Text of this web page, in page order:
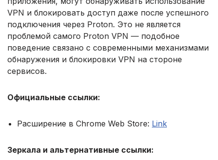
VPN и блокировать доступ даже после успешного
подключения через Proton. Это не является
проблемой самого Proton VPN — подобное
поведение связано с современными механизмами
обнаружения и блокировки VPN на стороне
сервисов.
Официальные ссылки:
Расширение в Chrome Web Store: Link
Зеркала и альтернативные ссылки: